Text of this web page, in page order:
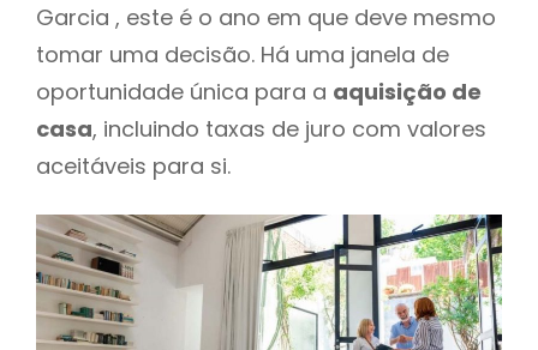
Garcia , este é o ano em que deve mesmo
tomar uma decisão. Há uma janela de
oportunidade única para a aquisição de
casa, incluindo taxas de juro com valores
aceitáveis para si.